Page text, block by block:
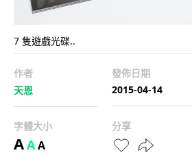
7 隻遊戲光碟..
作者
天恩
發佈日期
2015-04-14
字體大小
AAA
分享